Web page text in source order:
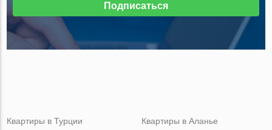
Подписаться
Квартиры в Турции
Квартиры в Аланье